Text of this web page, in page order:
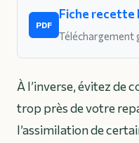
PDF
Fiche recette
À l’inverse, évitez de
trop près de votre
l’assimilation de